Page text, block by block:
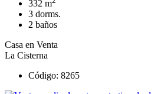
332 m
3 dorms.
2 baños
Casa en Venta
La Cisterna
Código: 8265